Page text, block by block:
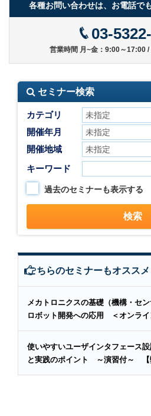
各種お問い合わせは、お電話で
03-
営業時間 月~金：9:00～17:00 /
セミナー検索
カテゴリ
開催年月
開催地域
キーワード
過去のセミナーも表示する
こちらのセミナーもオススメ
メカトロニクスの基礎（機構・セ
ロボット開発への応用 ＜オンライ
使いやすいユーザインタフェース
と実践のポイント ～演習付～ 【